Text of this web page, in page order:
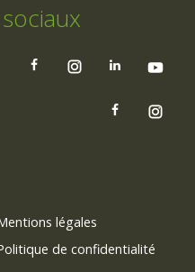
légales
de confidentialité